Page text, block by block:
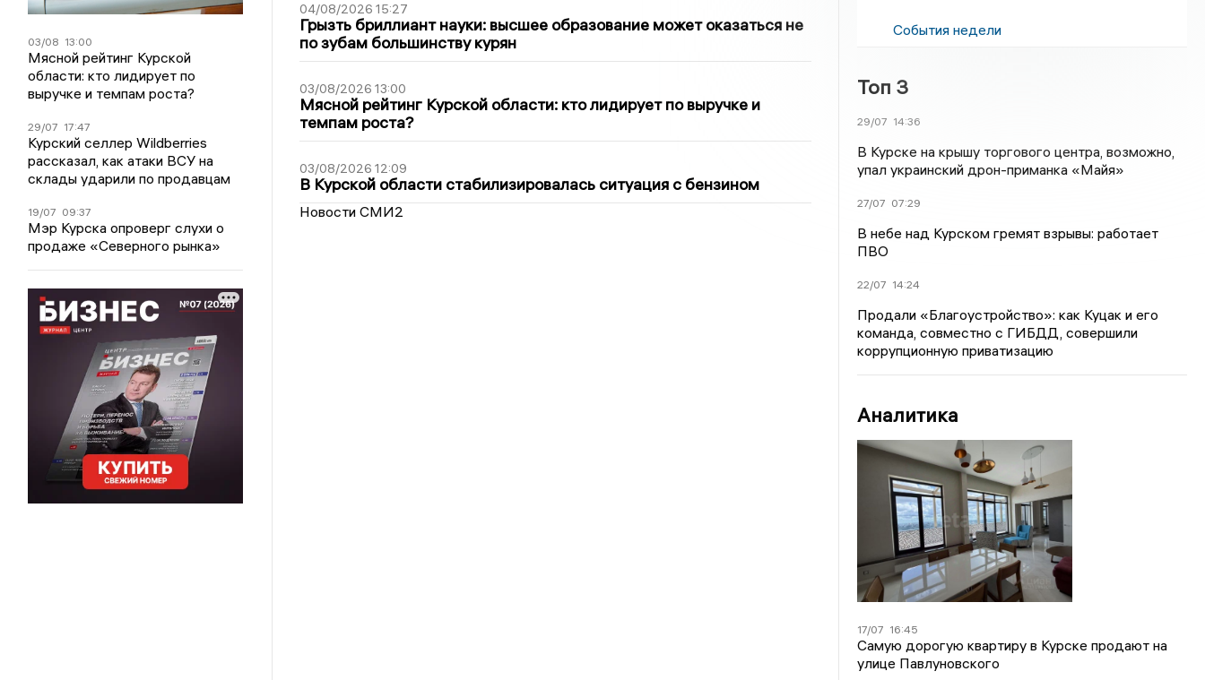
03/08 13:00
Мясной рейтинг Курской
области: кто лидирует по
выручке и темпам роста?
29/07 17:47
Курский селлер Wildberries
рассказал, как атаки ВСУ на
склады ударили по продавцам
19/07 09:37
Мэр Курска опроверг слухи о
продаже «Северного рынка»
04/08/2026 15:27
Грызть бриллиант науки: высшее образование может оказаться не
по зубам большинству курян
03/08/2026 13:00
Мясной рейтинг Курской области: кто лидирует по выручке и
темпам роста?
03/08/2026 12:09
В Курской области стабилизировалась ситуация с бензином
Новости СМИ2
События недели
Топ 3
29/07 14:36
В Курске на крышу торгового центра, возможно,
упал украинский дрон-приманка «Майя»
27/07 07:29
В небе над Курском гремят взрывы: работает
ПВО
22/07 14:24
Продали «Благоустройство»: как Куцак и его
команда, совместно с ГИБДД, совершили
коррупционную приватизацию
Аналитика
17/07 16:45
Самую дорогую квартиру в Курске продают на
улице Павлуновского